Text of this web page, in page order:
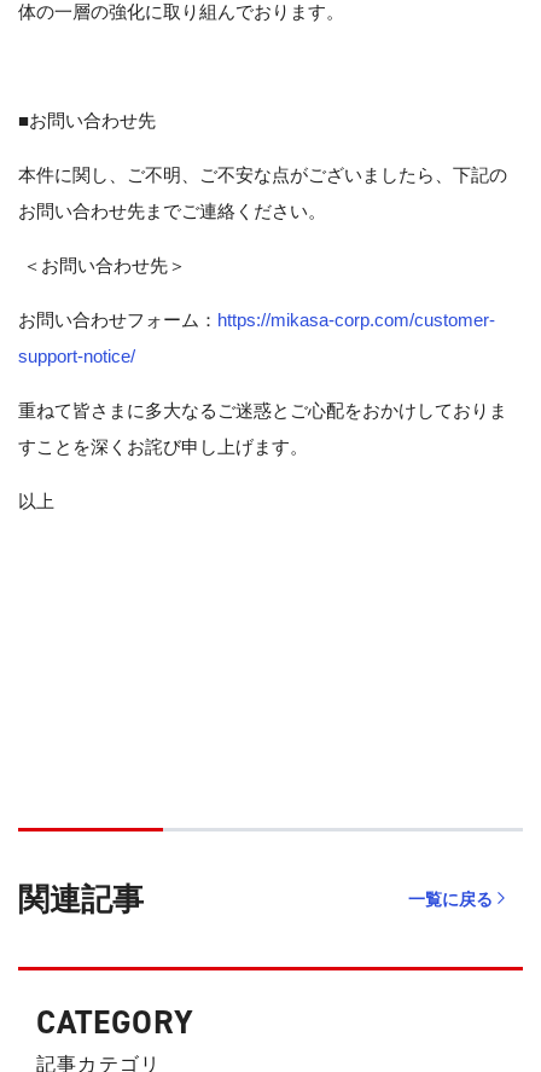
体の一層の強化に取り組んでおります。
■お問い合わせ先
本件に関し、ご不明、ご不安な点がございましたら、下記の
お問い合わせ先までご連絡ください。
＜お問い合わせ先＞
お問い合わせフォーム： https://mikasa-corp.com/customer-
support-notice/
重ねて皆さまに多大なるご迷惑とご心配をおかけしておりま
すことを深くお詫び申し上げます。
以上
関連記事 一覧に戻る
CATEGORY
記事カテゴリ